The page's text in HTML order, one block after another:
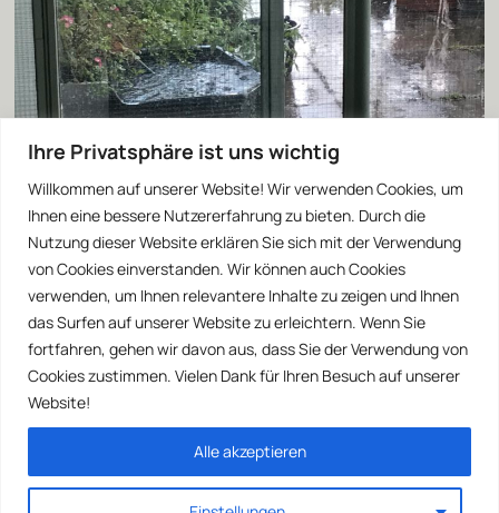
Ihre Privatsphäre ist uns wichtig
Willkommen auf unserer Website! Wir verwenden Cookies, um
Ihnen eine bessere Nutzererfahrung zu bieten. Durch die
Nutzung dieser Website erklären Sie sich mit der Verwendung
von Cookies einverstanden. Wir können auch Cookies
verwenden, um Ihnen relevantere Inhalte zu zeigen und Ihnen
das Surfen auf unserer Website zu erleichtern. Wenn Sie
fortfahren, gehen wir davon aus, dass Sie der Verwendung von
Cookies zustimmen. Vielen Dank für Ihren Besuch auf unserer
Website!
Alle akzeptieren